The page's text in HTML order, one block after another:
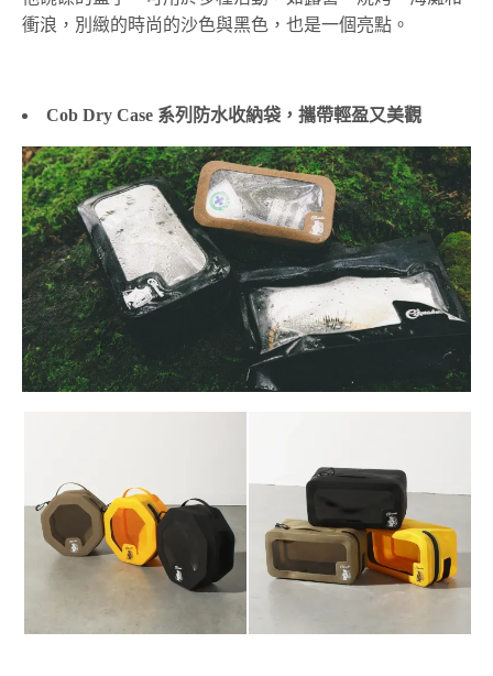
衝浪，別緻的時尚的沙色與黑色，也是一個亮點。
Cob Dry Case 系列 防水收納袋，攜帶輕盈又美觀